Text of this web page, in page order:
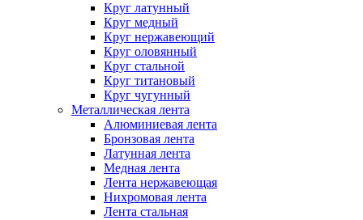
Круг латунный
Круг медный
Круг нержавеющий
Круг оловянный
Круг стальной
Круг титановый
Круг чугунный
Металлическая лента
Алюминиевая лента
Бронзовая лента
Латунная лента
Медная лента
Лента нержавеющая
Нихромовая лента
Лента стальная